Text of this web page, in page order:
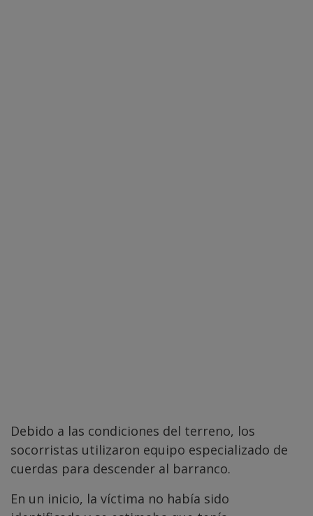
Debido a las condiciones del terreno, los
socorristas utilizaron equipo especializado de
cuerdas para descender al barranco.
En un inicio, la víctima no había sido